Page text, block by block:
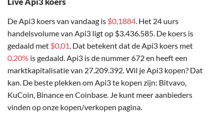
De Api3 koers van vandaag is $0,1884. Het 24 uurs
handelsvolume van Api3 ligt op $3.436.585. De koers is
gedaald met $0,01. Dat betekent dat de Api3 koers met
0,20% is gedaald. Api3 is de nummer 672 en heeft een
marktkapitalisatie van 27.209.392. Wil je Api3 kopen? Dat
kan. De beste plekken om Api3 te kopen zijn: Bitvavo,
KuCoin, Binance en Coinbase. Je kunt meer aanbieders
vinden op onze kopen/verkopen pagina.